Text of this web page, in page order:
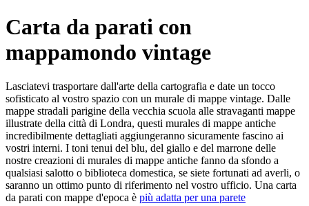
Carta da parati con
mappamondo vintage
Lasciatevi trasportare dall'arte della cartografia e date un tocco
sofisticato al vostro spazio con un murale di mappe vintage. Dalle
mappe stradali parigine della vecchia scuola alle stravaganti mappe
illustrate della città di Londra, questi murales di mappe antiche
incredibilmente dettagliati aggiungeranno sicuramente fascino ai
vostri interni. I toni tenui del blu, del giallo e del marrone delle
nostre creazioni di murales di mappe antiche fanno da sfondo a
qualsiasi salotto o biblioteca domestica, se siete fortunati ad averli, o
saranno un ottimo punto di riferimento nel vostro ufficio. Una carta
da parati con mappe d'epoca è più adatta per una parete